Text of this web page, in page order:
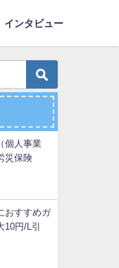
インタビュー
個人事業
災保険
おすすめガ
10円/L引